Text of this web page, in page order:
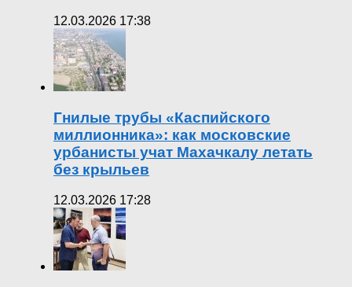
12.03.2026 17:38
Гнилые трубы «Каспийского
миллионника»: как московские
урбанисты учат Махачкалу летать
без крыльев
12.03.2026 17:28